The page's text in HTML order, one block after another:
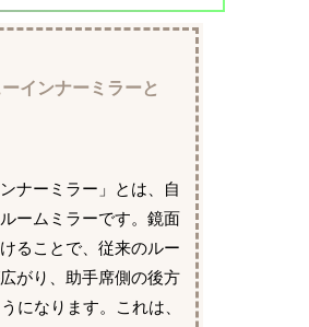
インナーミラーと
ナーミラー」とは、自
ームミラーです。鏡面
ることで、従来のルー
がり、助手席側の後方
になります。これは、